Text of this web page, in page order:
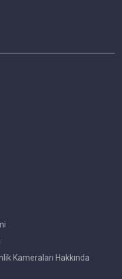
Kameraları Hakkında